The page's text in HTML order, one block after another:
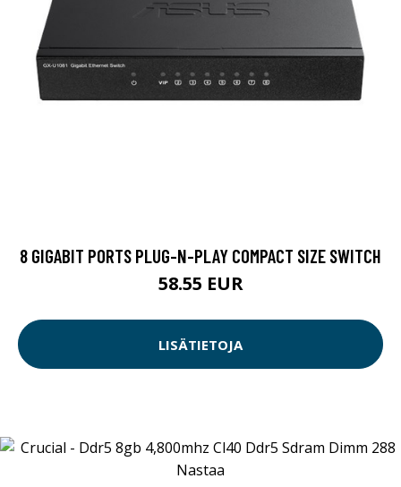
8 GIGABIT PORTS PLUG-N-PLAY COMPACT SIZE SWITCH
58.55 EUR
LISÄTIETOJA